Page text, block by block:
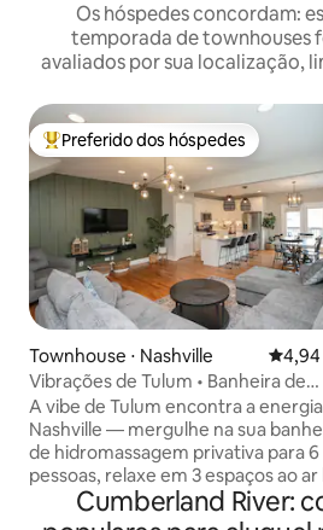
Os hóspedes concordam:
temporada de townhouses
avaliados por sua localização,
Entre os melhores preferidos dos
Preferido dos hóspedes
Townhouse ⋅ Nashville 4,94
Vibrações de Tulum • Banheira de
hidromassagem • 8 min para a
• Luxo
A vibe de Tulum encontra a
Nashville — mergulhe na sua
de hidromassagem privativa para 6
pessoas, relaxe em 3 espaços ao
e fique a apenas 4,5 km da
Este elegante retiro de 3 quartos
Cumberland River: